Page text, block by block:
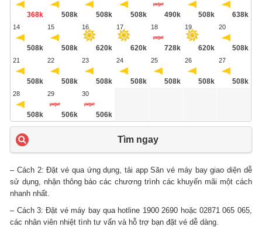
368k 508k 508k 508k 490k 508k 638k
14
508k
15
508k
16
620k
17
620k
18
728k
19
620k
20
508k
21
508k
22
508k
23
508k
24
508k
25
508k
26
508k
27
508k
28
508k
29
506k
30
506k
Tìm ngay
– Cách 2: Đặt vé qua ứng dụng, tải app Săn vé máy bay giao diện dễ
sử dụng, nhận thông báo các chương trình các khuyến mãi một cách
nhanh nhất.
– Cách 3: Đặt vé máy bay qua hotline 1900 2690 hoặc 02871 065 065,
các nhân viên nhiệt tình tư vấn và hỗ trợ bạn đặt vé dễ dàng.